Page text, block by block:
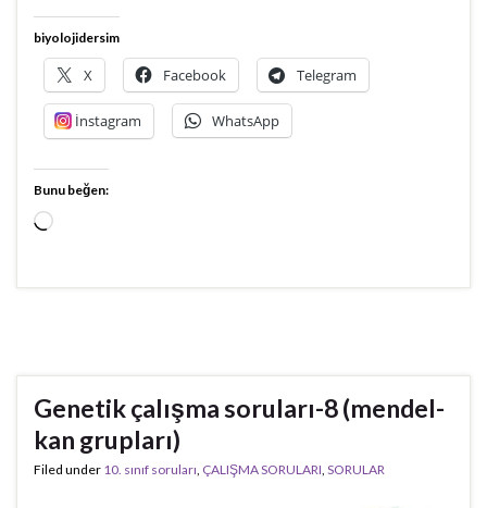
biyolojidersim
X Facebook Telegram
İnstagram WhatsApp
Bunu beğen:
Yükleniyor...
Genetik çalışma soruları-8 (mendel-
kan grupları)
Filed under 10. sınıf soruları, ÇALIŞMA SORULARI, SORULAR